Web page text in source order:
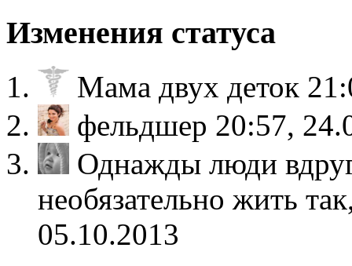
Изменения статуса
Мама двух деток
фельдшер 20:57,
Однажды люди
необязательно жить
05.10.2013